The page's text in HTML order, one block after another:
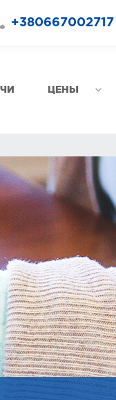
+380667002717
ЦЕНЫ